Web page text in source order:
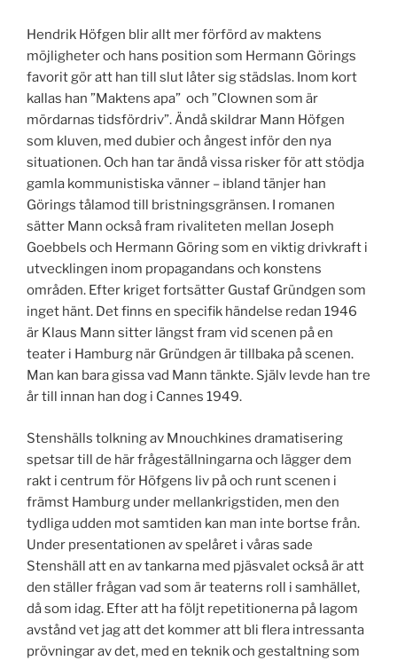
Hendrik Höfgen blir allt mer förförd av maktens
möjligheter och hans position som Hermann Görings
favorit gör att han till slut låter sig städslas. Inom kort
kallas han ”Maktens apa” och ”Clownen som är
mördarnas tidsfördriv”. Ändå skildrar Mann Höfgen
som kluven, med dubier och ångest inför den nya
situationen. Och han tar ändå vissa risker för att stödja
gamla kommunistiska vänner – ibland tänjer han
Görings tålamod till bristningsgränsen. I romanen
sätter Mann också fram rivaliteten mellan Joseph
Goebbels och Hermann Göring som en viktig drivkraft i
utvecklingen inom propagandans och konstens
områden. Efter kriget fortsätter Gustaf Gründgen som
inget hänt. Det finns en specifik händelse redan 1946
är Klaus Mann sitter längst fram vid scenen på en
teater i Hamburg när Gründgen är tillbaka på scenen.
Man kan bara gissa vad Mann tänkte. Själv levde han tre
år till innan han dog i Cannes 1949.
Stenshälls tolkning av Mnouchkines dramatisering
spetsar till de här frågeställningarna och lägger dem
rakt i centrum för Höfgens liv på och runt scenen i
främst Hamburg under mellankrigstiden, men den
tydliga udden mot samtiden kan man inte bortse från.
Under presentationen av spelåret i våras sade
Stenshäll att en av tankarna med pjäsvalet också är att
den ställer frågan vad som är teaterns roll i samhället,
då som idag. Efter att ha följt repetitionerna på lagom
avstånd vet jag att det kommer att bli flera intressanta
prövningar av det, med en teknik och gestaltning som